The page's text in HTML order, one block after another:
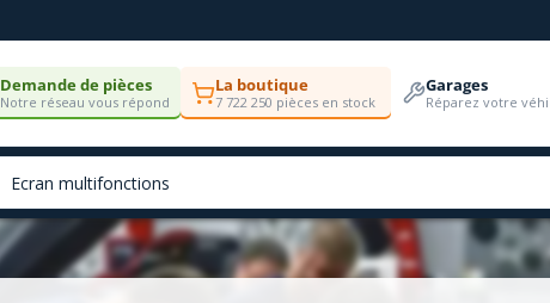
Demande de pièces
Notre réseau vous répond
La boutique
7 722 250 pièces en stock
Garages
Réparez votre